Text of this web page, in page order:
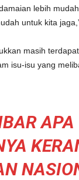
lebih
untuk kita
masih
isu-isu yang
APA